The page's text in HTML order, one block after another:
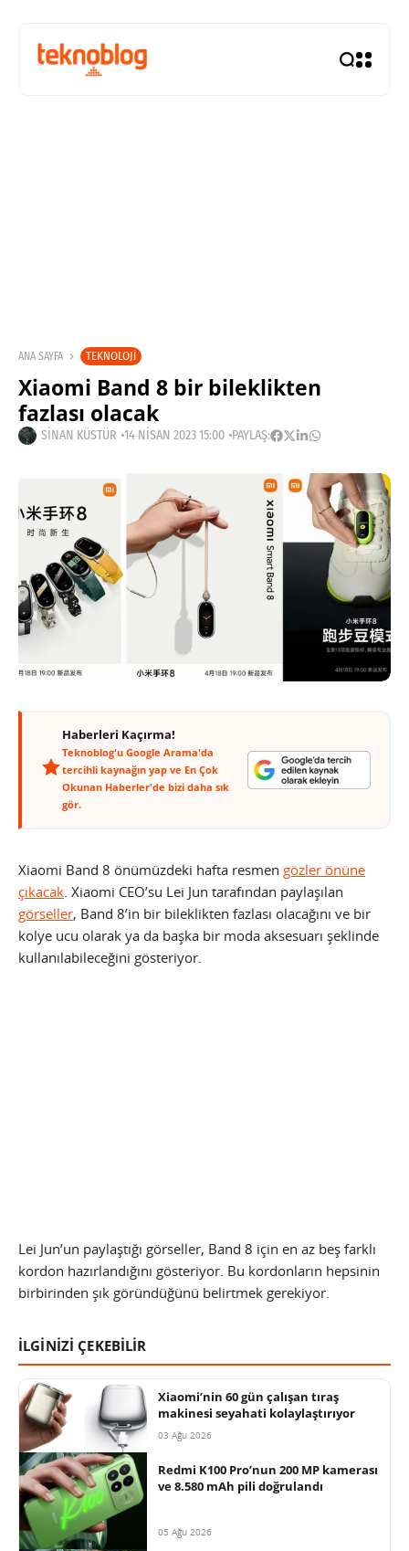
ANA SAYFA TEKNOLOJI
Xiaomi Band 8 bir bileklikten
fazlası olacak
SINAN KÜSTÜR 14 NISAN 2023 15:00 PAYLAŞ:
Haberleri Kaçırma!
Teknoblog'u Google Arama'da
tercihli kaynağın yap ve En Çok
Okunan Haberler'de bizi daha sık
gör.
Xiaomi Band 8 önümüzdeki hafta resmen gözler önüne
çıkacak. Xiaomi CEO’su Lei Jun tarafından paylaşılan
görseller, Band 8’in bir bileklikten fazlası olacağını ve bir
kolye ucu olarak ya da başka bir moda aksesuarı şeklinde
kullanılabileceğini gösteriyor.
Lei Jun’un paylaştığı görseller, Band 8 için en az beş farklı
kordon hazırlandığını gösteriyor. Bu kordonların hepsinin
birbirinden şık göründüğünü belirtmek gerekiyor.
İLGİNİZİ ÇEKEBİLİR
Xiaomi’nin 60 gün çalışan tıraş
makinesi seyahati kolaylaştırıyor
03 Ağu 2026
Redmi K100 Pro’nun 200 MP kamerası
ve 8.580 mAh pili doğrulandı
05 Ağu 2026